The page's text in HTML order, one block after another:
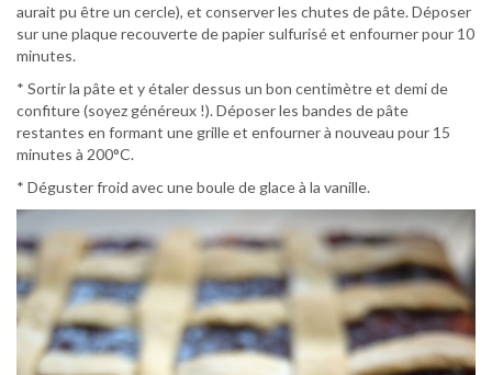
aurait pu être un cercle), et conserver les chutes de pâte. Déposer
sur une plaque recouverte de papier sulfurisé et enfourner pour 10
minutes.
* Sortir la pâte et y étaler dessus un bon centimètre et demi de
confiture (soyez généreux !). Déposer les bandes de pâte
restantes en formant une grille et enfourner à nouveau pour 15
minutes à 200°C.
* Déguster froid avec une boule de glace à la vanille.